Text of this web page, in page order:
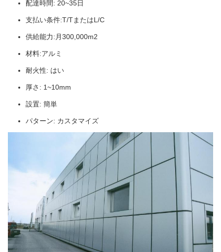
配達時間: 20~35日
支払い条件:T/TまたはL/C
供給能力:月300,000m2
材料:アルミ
耐火性: はい
厚さ: 1~10mm
設置: 簡単
パターン: カスタマイズ